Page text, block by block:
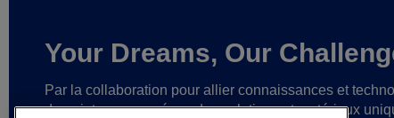
Your Dreams, Our
Par la collaboration pour allier connaissances et
de pointe,nous créons des solutions et matériaux